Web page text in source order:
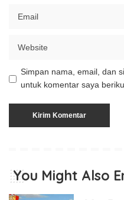
Simpan nama, email, dan
untuk komentar saya
You Might Also